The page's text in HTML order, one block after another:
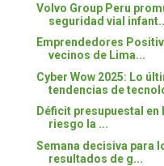
Volvo Group Peru
seguridad vial
Emprendedores
vecinos de Lima...
Cyber Wow 2025: Lo
tendencias de
Déficit presupuestal en
riesgo la ...
Semana decisiva para
resultados de g...